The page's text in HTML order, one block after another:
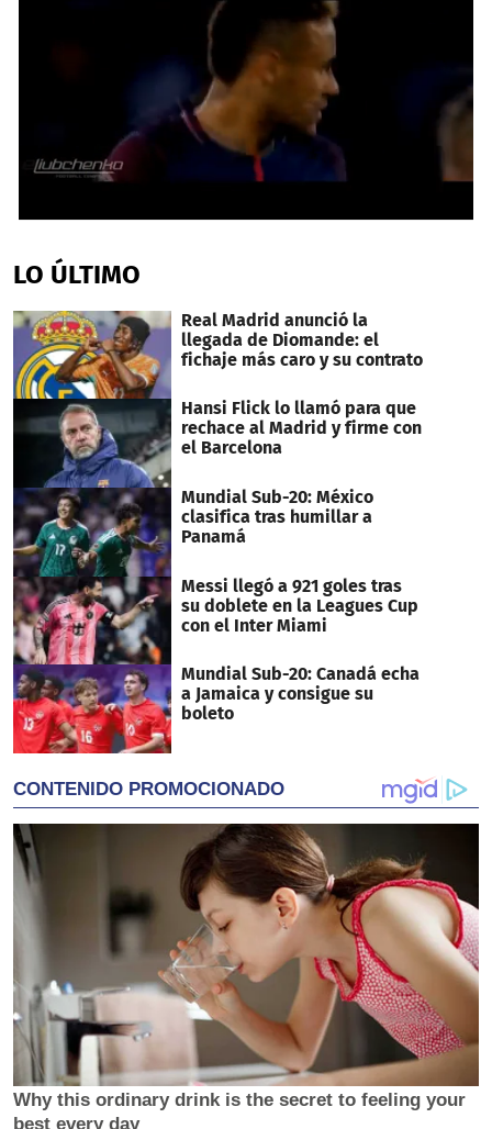
of
34
LO ÚLTIMO
Real Madrid anunció la
llegada de Diomande: el
fichaje más caro y su contrato
Hansi Flick lo llamó para que
rechace al Madrid y firme con
el Barcelona
Mundial Sub-20: México
clasifica tras humillar a
Panamá
Messi llegó a 921 goles tras
su doblete en la Leagues Cup
con el Inter Miami
Mundial Sub-20: Canadá echa
a Jamaica y consigue su
boleto